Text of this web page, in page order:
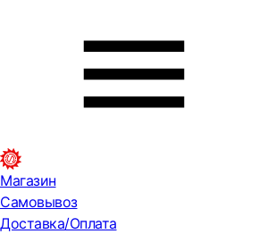
Магазин
Самовывоз
Доставка/Оплата